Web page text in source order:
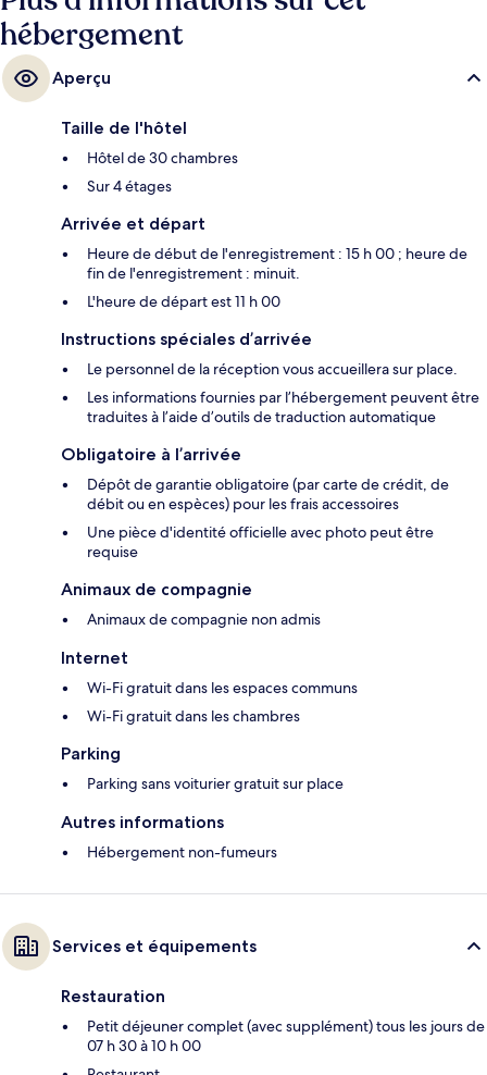
hébergement
Aperçu
Taille de l'hôtel
Hôtel de 30 chambres
Sur 4 étages
Arrivée et départ
Heure de début de l'enregistrement : 15 h 00 ; heure de
fin de l'enregistrement : minuit.
L'heure de départ est 11 h 00
Instructions spéciales d’arrivée
Le personnel de la réception vous accueillera sur place.
Les informations fournies par l’hébergement peuvent être
traduites à l’aide d’outils de traduction automatique
Obligatoire à l’arrivée
Dépôt de garantie obligatoire (par carte de crédit, de
débit ou en espèces) pour les frais accessoires
Une pièce d'identité officielle avec photo peut être
requise
Animaux de compagnie
Animaux de compagnie non admis
Internet
Wi-Fi gratuit dans les espaces communs
Wi-Fi gratuit dans les chambres
Parking
Parking sans voiturier gratuit sur place
Autres informations
Hébergement non-fumeurs
Services et équipements
Restauration
Petit déjeuner complet (avec supplément) tous les jours de
07 h 30 à 10 h 00